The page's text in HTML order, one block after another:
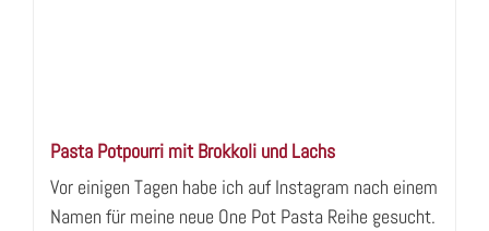
Pasta Potpourri mit Brokkoli und Lachs
Vor einigen Tagen habe ich auf Instagram nach einem
Namen für meine neue One Pot Pasta Reihe gesucht.